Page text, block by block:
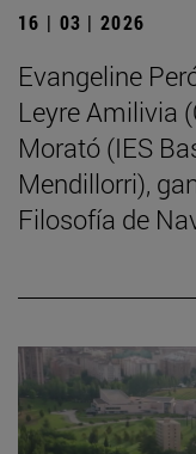
16 | 03 | 2026
Evangeline
Leyre Amilivia
Morató (IES
Mendillorri),
Filosofía de